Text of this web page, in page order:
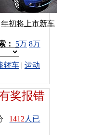
年初将上市新车
： 5万 8万
轿车 | 运动
奖报错
1412 人已